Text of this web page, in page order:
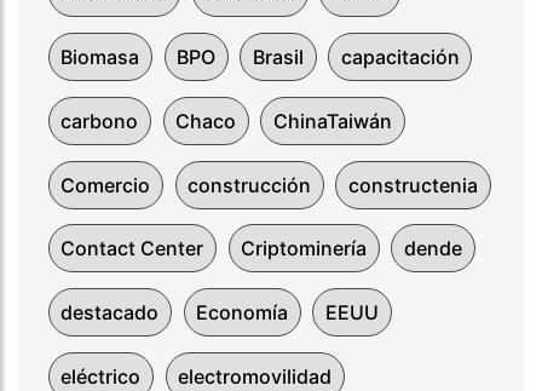
Biomasa BPO Brasil capacitación
carbono Chaco ChinaTaiwán
Comercio construcción constructenia
Contact Center Criptominería dende
destacado Economía EEUU
eléctrico electromovilidad